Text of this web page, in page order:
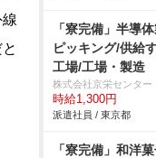
「寮完備」半導
ピッキング/供給
工場/工場・製造
株式会社京栄センター
時給1,300円
派遣社員 / 東京都
「寮完備」和洋